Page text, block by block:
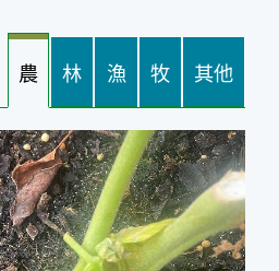
農 林 漁 牧 其他
黃向下捲曲/蟲害